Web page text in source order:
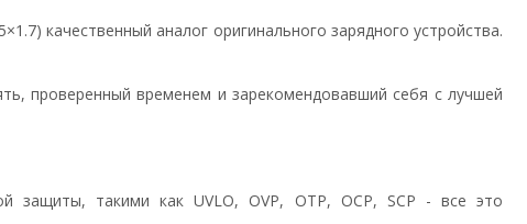
качественный аналог оригинального зарядного устройства.
проверенный временем и зарекомендовавший себя с лучшей
защиты, такими как UVLO, OVP, OTP, OCP, SCP - все это